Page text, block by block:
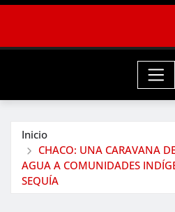
Inicio
CHACO: UNA CARAVANA
AGUA A COMUNIDADES
SEQUÍA